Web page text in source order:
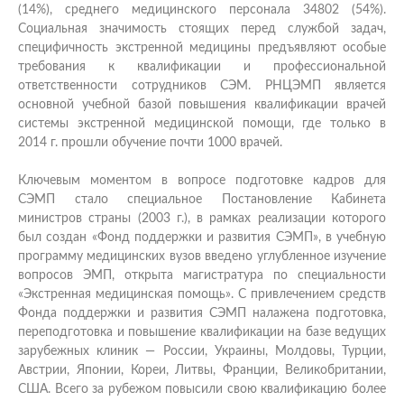
(14%), среднего медицинского персонала 34802 (54%).
Социальная значимость стоящих перед службой задач,
специфичность экстренной медицины предъявляют особые
требования к квалификации и профессиональной
ответственности сотрудников СЭМ. РНЦЭМП является
основной учебной базой повышения квалификации врачей
системы экстренной медицинской помощи, где только в
2014 г. прошли обучение почти 1000 врачей.
Ключевым моментом в вопросе подготовке кадров для
СЭМП стало специальное Постановление Кабинета
министров страны (2003 г.), в рамках реализации которого
был создан «Фонд поддержки и развития СЭМП», в учебную
программу медицинских вузов введено углубленное изучение
вопросов ЭМП, открыта магистратура по специальности
«Экстренная медицинская помощь». С привлечением средств
Фонда поддержки и развития СЭМП налажена подготовка,
переподготовка и повышение квалификации на базе ведущих
зарубежных клиник — России, Украины, Молдовы, Турции,
Австрии, Японии, Кореи, Литвы, Франции, Великобритании,
США. Всего за рубежом повысили свою квалификацию более